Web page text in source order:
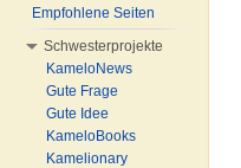
Empfohlene Seiten
Schwesterprojekte
KameloNews
Gute Frage
Gute Idee
KameloBooks
Kamelionary